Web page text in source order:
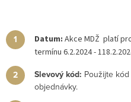
Datum: Akce MDŽ platí
termínu 6.2.2024 -
Slevový kód: Použijte kód
objednávky.